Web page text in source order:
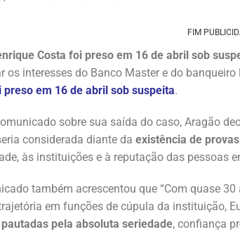
FIM
Costa foi preso em 16 de abril sob
os interesses do Banco Master e do banqueiro
preso em 16 de abril sob suspeita.
sobre sua saída do caso, Aragão
considerada diante da existência de
às instituições e à reputação das pessoas
também acrescentou que “Com quase
em funções de cúpula da instituição,
pautadas pela absoluta seriedade, confiança